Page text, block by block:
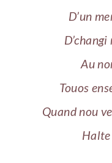
D’un
Au
Touos
Quand nou